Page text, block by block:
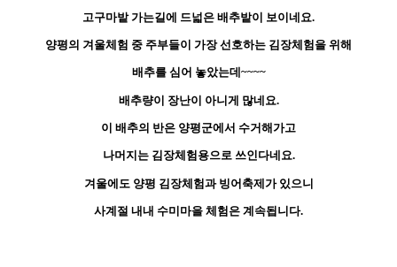
고구마밭 가는길에 드넓은 배추밭이 보이네요.
양평의 겨울체험 중 주부들이 가장 선호하는 김장체험을 위해
배추를 심어 놓았는데~~~~
배추량이 장난이 아니게 많네요.
이 배추의 반은 양평군에서 수거해가고
나머지는 김장체험용으로 쓰인다네요.
겨울에도 양평 김장체험과 빙어축제가 있으니
사계절 내내 수미마을 체험은 계속됩니다.